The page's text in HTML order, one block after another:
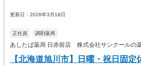
更新日：2026年3月18日
正社員 調剤薬局
あしたば薬局 日赤前店 株式会社サンクールの
【北海道旭川市】日曜・祝日固